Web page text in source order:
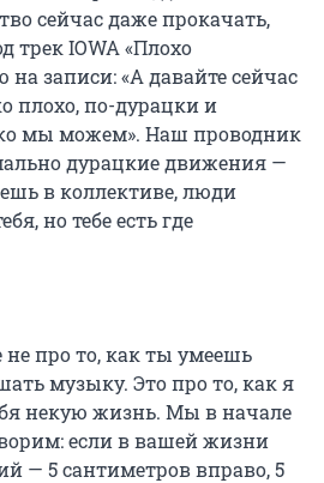
сейчас даже прокачать,
трек IOWA «Плохо
на записи: «А давайте сейчас
плохо, по-дурацки и
мы можем». Наш проводник
дурацкие движения —
в коллективе, люди
но тебе есть где
про то, как ты умеешь
музыку. Это про то, как я
некую жизнь. Мы в начале
если в вашей жизни
— 5 сантиметров вправо, 5